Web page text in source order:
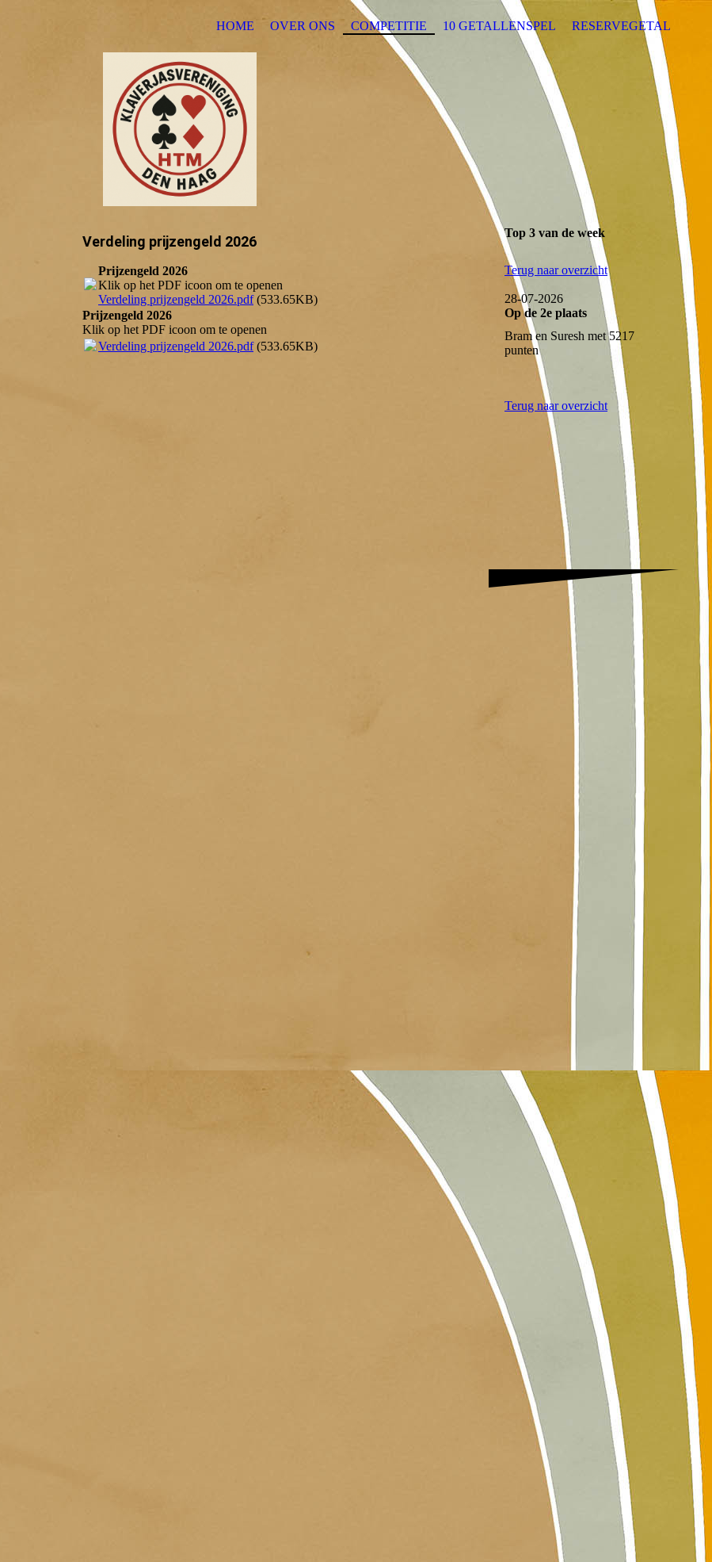
HOME OVER ONS COMPETITIE 10 GETALLENSPEL RESERVEGETAL
Verdeling prijzengeld 2026
Prijzengeld 2026
Klik op het PDF icoon om te openen
Verdeling prijzengeld 2026.pdf(533.65KB)
Prijzengeld 2026
Klik op het PDF icoon om te openen
Verdeling prijzengeld 2026.pdf(533.65KB)
Top 3 van de week
Terug naar overzicht
28-07-2026
Op de 2e plaats
Bram en Suresh met 5217
punten
Terug naar overzicht